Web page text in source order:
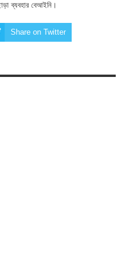
ব্যবহার বেআইনি।
Share on Twitter